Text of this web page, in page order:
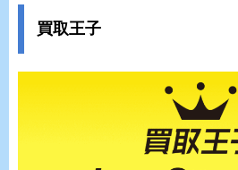
買取王子